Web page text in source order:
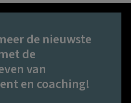
de nieuwste
de
van
en coaching!